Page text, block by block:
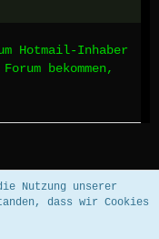
Hotmail-Inhaber
bekommen,
Nutzung unserer
dass wir Cookies